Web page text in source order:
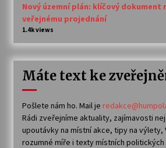
Nový územní plán: klíčový dokument
veřejnému projednání
1.4k views
Máte text ke
Pošlete nám ho. Mail je
Rádi zveřejníme aktuality, zajímavosti
upoutávky na místní akce, tipy na výlety,
rozumné míře i texty místních politických